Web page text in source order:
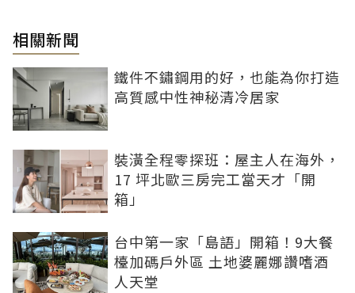
相關新聞
鐵件不鏽鋼用的好，也能為你打造
高質感中性神秘清冷居家
裝潢全程零探班：屋主人在海外，
17 坪北歐三房完工當天才「開
箱」
台中第一家「島語」開箱！9大餐
檯加碼戶外區 土地婆麗娜讚嗜酒
人天堂